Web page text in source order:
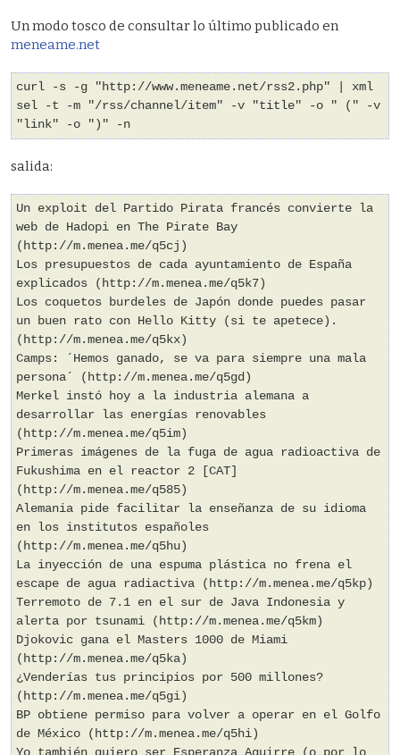
Un modo tosco de consultar lo último publicado en
meneame.net
curl -s -g "http://www.meneame.net/rss2.php" | xml
sel -t -m "/rss/channel/item" -v "title" -o " (" -v
"link" -o ")" -n
salida:
Un exploit del Partido Pirata francés convierte la
web de Hadopi en The Pirate Bay
(http://m.menea.me/q5cj)
Los presupuestos de cada ayuntamiento de España
explicados (http://m.menea.me/q5k7)
Los coquetos burdeles de Japón donde puedes pasar
un buen rato con Hello Kitty (si te apetece).
(http://m.menea.me/q5kx)
Camps: ´Hemos ganado, se va para siempre una mala
persona´ (http://m.menea.me/q5gd)
Merkel instó hoy a la industria alemana a
desarrollar las energías renovables
(http://m.menea.me/q5im)
Primeras imágenes de la fuga de agua radioactiva de
Fukushima en el reactor 2 [CAT]
(http://m.menea.me/q585)
Alemania pide facilitar la enseñanza de su idioma
en los institutos españoles
(http://m.menea.me/q5hu)
La inyección de una espuma plástica no frena el
escape de agua radiactiva (http://m.menea.me/q5kp)
Terremoto de 7.1 en el sur de Java Indonesia y
alerta por tsunami (http://m.menea.me/q5km)
Djokovic gana el Masters 1000 de Miami
(http://m.menea.me/q5ka)
¿Venderías tus principios por 500 millones?
(http://m.menea.me/q5gi)
BP obtiene permiso para volver a operar en el Golfo
de México (http://m.menea.me/q5hi)